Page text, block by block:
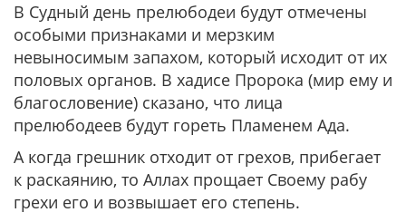
В Судный день прелюбодеи будут отмечены
особыми признаками и мерзким
невыносимым запахом, который исходит от их
половых органов. В хадисе Пророка (мир ему и
благословение) сказано, что лица
прелюбодеев будут гореть Пламенем Ада.
А когда грешник отходит от грехов, прибегает
к раскаянию, то Аллах прощает Своему рабу
грехи его и возвышает его степень.